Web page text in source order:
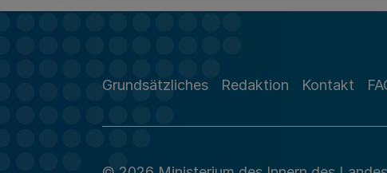
Grundsätzliches Redaktion Kontakt